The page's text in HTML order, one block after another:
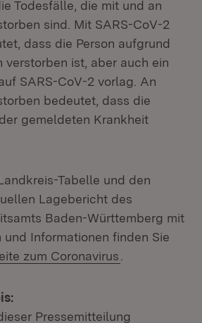
Todesfälle, die mit und an
sind. Mit SARS-CoV-2
dass die Person aufgrund
verstorben ist, aber auch ein
SARS-CoV-2 vorlag. An
bedeutet, dass die
gemeldeten Krankheit
Tabelle und den
Lagebericht des
Baden-Württemberg mit
und Informationen finden Sie
zum Coronavirus
Pressemitteilung